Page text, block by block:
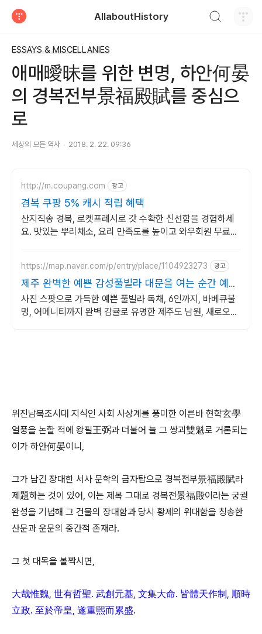
AllaboutHistory
ESSAYS & MISCELLANIES
애매曖昧를 위한 변명, 하안何晏
의 경복전부景福殿賦를 중심으
로
세상의 모든 역사 2018. 2. 22. 09:36
http://m.coupang.com 광고
경복 쿠팡 5% 캐시 적립 혜택
산지직송 경복, 로켓프레시로 갓 수확한 신선함을 경험하세
요. 맛있는 뿌리채소, 요리 만족도를 높이고 와우회원 무료배
https://map.naver.com/p/entry/place/1104923273 광고
제주 완벽한 예쁜 감성풀빌라 대문을 여는 순간 예쁨
가득
사진 스팟으로 가득한 예쁜 풀빌라 독채, 6인까지, 바베큐불
멍, 어메니티까지 완벽 감귤로 유명한 제주도 남원, 새로오픈
위진남북조시대 지식인 사회 사상계를 풍미한 이른바 현학玄學
열풍을 논할 적에 왕필王弼과 더불어 늘 그 쌍괴雙魁로 거론되는
이가 하안何晏이니,
그가 남긴 장대한 서사 문학의 금자탑으로 경복전부景福殿賦라
제題하는 것이 있어, 이는 제목 그대로 경복전景福殿이라는 궁궐
완성을 기념해 그 건물의 장대함과 당시 황제의 위대함을 칭송한
산문과 운문의 중간적 존재라.
그 첫 대목을 볼짝시면,
大哉惟魏, 世有哲聖. 武創元基, 文集大命. 皆體天作制, 順時
立政. 至於帝皇, 遂重熙而累盛.